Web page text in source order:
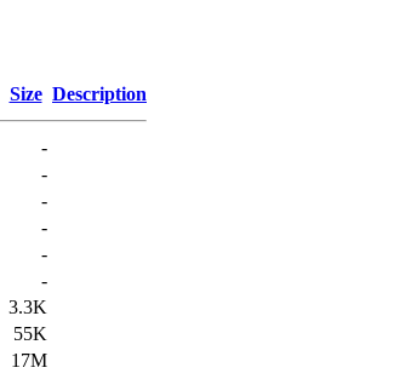
Size Description
-
-
-
-
-
-
3.3K
55K
17M